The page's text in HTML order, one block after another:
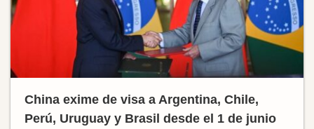
China exime de visa a Argentina, Chile,
Perú, Uruguay y Brasil desde el 1 de junio